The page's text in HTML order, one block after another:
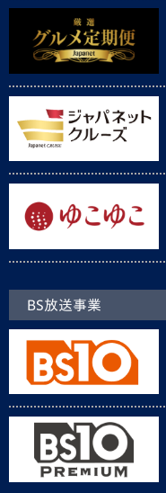
BS放送事業